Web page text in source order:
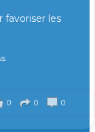
favoriser les
0 0 0